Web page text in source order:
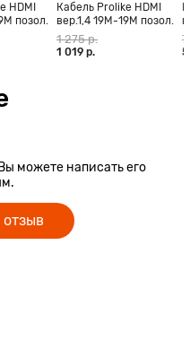
HDMI
позол.
Кабель Prolike HDMI
вер.1,4 19М-19М позол.
конт., ферритовые
кольца, 20 м
1 275 р.
1 019 р.
можете написать его